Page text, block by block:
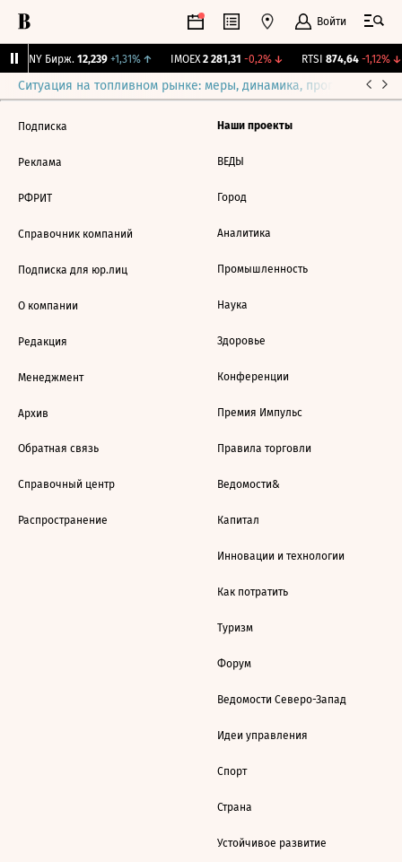
Войти
CNY Бирж. 12,239 +1,31%↑ IMOEX 2 281,31 -0,2%↓ RTSI 874,64 -1,12%↓
Ситуация на топливном рынке: меры, динамика, прогнозы
Подписка
Реклама
РФРИТ
Справочник компаний
Подписка для юр.лиц
О компании
Редакция
Менеджмент
Архив
Обратная связь
Справочный центр
Распространение
Наши проекты
ВЕДЫ
Город
Аналитика
Промышленность
Наука
Здоровье
Конференции
Премия Импульс
Правила торговли
Ведомости&
Капитал
Инновации и технологии
Как потратить
Туризм
Форум
Ведомости Северо-Запад
Идеи управления
Спорт
Страна
Устойчивое развитие